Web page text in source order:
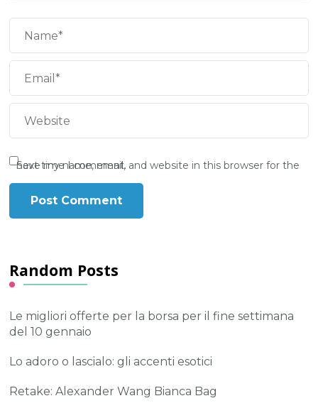
Save my name, email, and website in this browser for the next time I comment.
Random Posts
Le migliori offerte per la borsa per il fine settimana
del 10 gennaio
Lo adoro o lascialo: gli accenti esotici
Retake: Alexander Wang Bianca Bag